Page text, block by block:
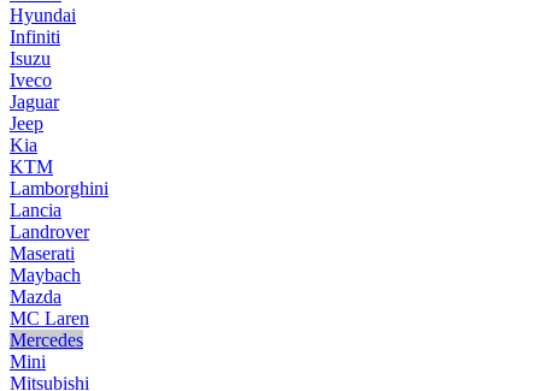
Hyundai
Infiniti
Isuzu
Iveco
Jaguar
Jeep
Kia
KTM
Lamborghini
Lancia
Landrover
Maserati
Maybach
Mazda
MC Laren
Mercedes
Mini
Mitsubishi